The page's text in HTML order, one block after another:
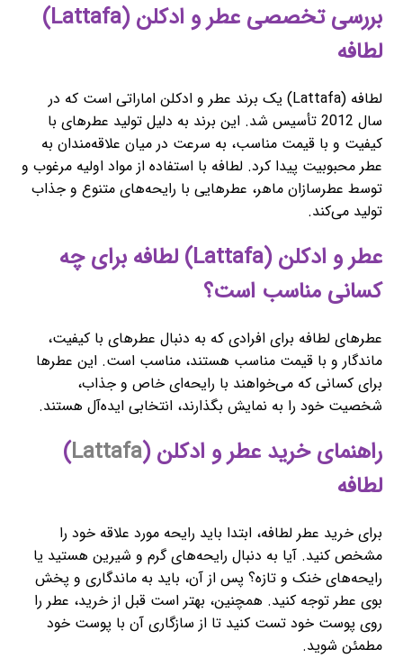
بررسی تخصصی عطر و ادکلن (Lattafa)
لطافه
لطافه (Lattafa) یک برند عطر و ادکلن اماراتی است که در
سال 2012 تأسیس شد. این برند به دلیل تولید عطرهای با
کیفیت و با قیمت مناسب، به سرعت در میان علاقه‌مندان به
عطر محبوبیت پیدا کرد. لطافه با استفاده از مواد اولیه مرغوب و
توسط عطرسازان ماهر، عطرهایی با رایحه‌های متنوع و جذاب
تولید می‌کند.
عطر و ادکلن (Lattafa) لطافه برای چه
کسانی مناسب است؟
عطرهای لطافه برای افرادی که به دنبال عطرهای با کیفیت،
ماندگار و با قیمت مناسب هستند، مناسب است. این عطرها
برای کسانی که می‌خواهند با رایحه‌ای خاص و جذاب،
شخصیت خود را به نمایش بگذارند، انتخابی ایده‌آل هستند.
راهنمای خرید عطر و ادکلن (Lattafa
)
لطافه
برای خرید عطر لطافه، ابتدا باید رایحه مورد علاقه خود را
مشخص کنید. آیا به دنبال رایحه‌های گرم و شیرین هستید یا
رایحه‌های خنک و تازه؟ پس از آن، باید به ماندگاری و پخش
بوی عطر توجه کنید. همچنین، بهتر است قبل از خرید، عطر را
روی پوست خود تست کنید تا از سازگاری آن با پوست خود
مطمئن شوید.